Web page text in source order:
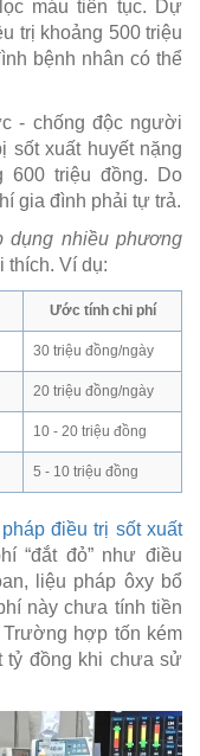
máu tiên tục. Dự
trị khoảng 500 triệu
bệnh nhân có thể
- chống độc người
sốt xuất huyết nặng
600 triệu đồng. Do
gia đình phải tự trả.
dụng nhiều phương
thích. Ví dụ:
Ước tính chi phí
30 triệu đồng/ngày
20 triệu đồng/ngày
10 - 20 triệu đồng
5 - 10 triệu đồng
điều trị sốt xuất
“đắt đỏ” như điều
liệu pháp ôxy bổ
này chưa tính tiền
hợp tốn kém
tỷ đồng khi chưa sử